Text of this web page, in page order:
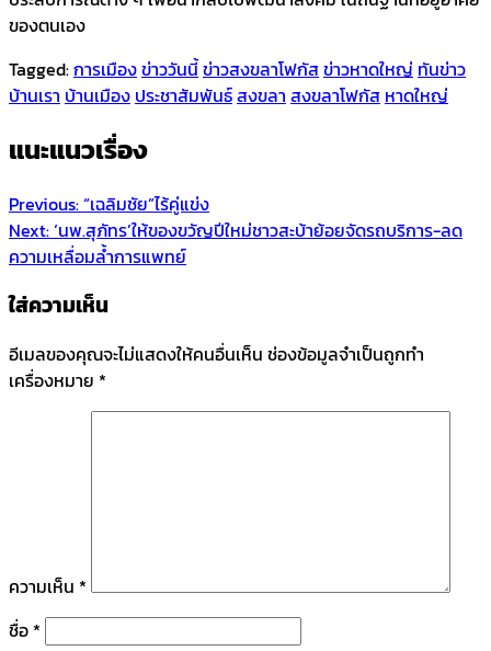
ของตนเอง
Tagged:การเมืองข่าววันนี้ข่าวสงขลาโฟกัสข่าวหาดใหญ่ ทันข่าว
บ้านเรา บ้านเมือง ประชาสัมพันธ์สงขลา สงขลาโฟกัส หาดใหญ่
แนะแนวเรื่อง
Previous:“เฉลิมชัย”ไร้คู่แข่ง
Next:‘นพ.สุภัทร’ให้ของขวัญปีใหม่ชาวสะบ้าย้อยจัดรถบริการ-ลด
ความเหลื่อมล้ำการแพทย์
ใส่ความเห็น
อีเมลของคุณจะไม่แสดงให้คนอื่นเห็น ช่องข้อมูลจำเป็นถูกทำ
เครื่องหมาย *
ความเห็น *
ชื่อ *